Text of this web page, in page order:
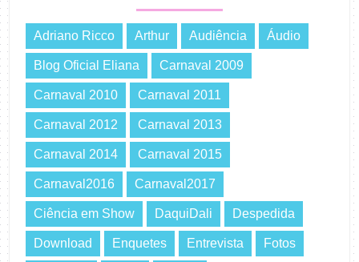
Adriano Ricco Arthur Audiência Áudio
Blog Oficial Eliana Carnaval 2009
Carnaval 2010 Carnaval 2011
Carnaval 2012 Carnaval 2013
Carnaval 2014 Carnaval 2015
Carnaval2016 Carnaval2017
Ciência em Show DaquiDali Despedida
Download Enquetes Entrevista Fotos